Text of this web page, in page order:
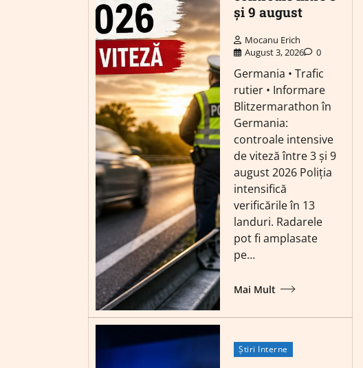
și 9 august
Mocanu Erich
August 3, 2026
0
Germania • Trafic
rutier • Informare
Blitzermarathon în
Germania:
controale intensive
de viteză între 3 și 9
august 2026 Poliția
intensifică
verificările în 13
landuri. Radarele
pot fi amplasate
pe…
Mai Mult
Știri Interne